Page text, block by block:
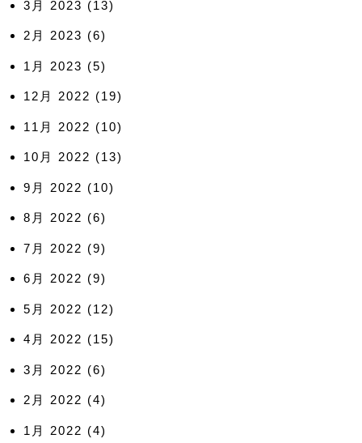
3月 2023 (13)
2月 2023 (6)
1月 2023 (5)
12月 2022 (19)
11月 2022 (10)
10月 2022 (13)
9月 2022 (10)
8月 2022 (6)
7月 2022 (9)
6月 2022 (9)
5月 2022 (12)
4月 2022 (15)
3月 2022 (6)
2月 2022 (4)
1月 2022 (4)